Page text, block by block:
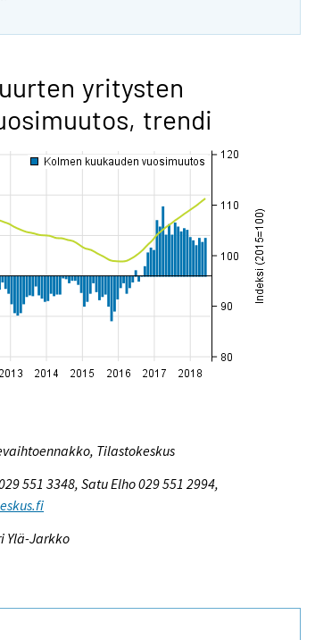
yritysten
trendi
Tilastokeskus
551 3348, Satu Elho 029 551 2994,
Ylä-Jarkko